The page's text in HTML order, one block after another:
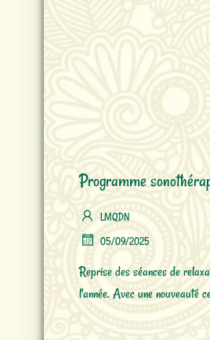
Programme
LMQDN
05/09/2025
Reprise des séances de
l'année. Avec une nouveauté